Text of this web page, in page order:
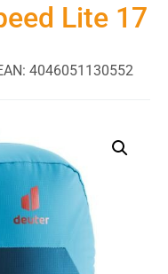
Lite 17
4046051130552